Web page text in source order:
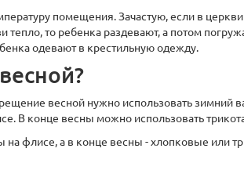
помещения. Зачастую, если в
тепло, то ребенка раздевают, а потом
одевают в крестильную одежду.
весной нужно использовать
В конце весны можно использовать
флисе, а в конце весны - хлопковые или